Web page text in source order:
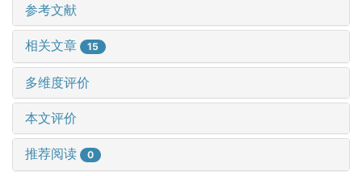
参考文献
相关文章 15
多维度评价
本文评价
推荐阅读 0